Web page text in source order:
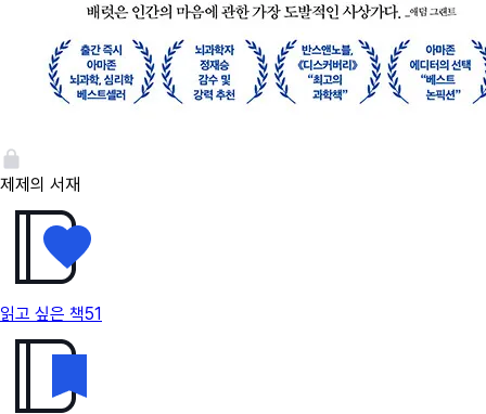
제제의 서재
읽고 싶은 책51